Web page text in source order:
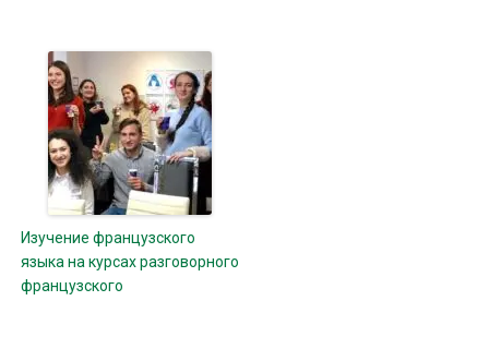
Изучение французского
языка на курсах разговорного
французского